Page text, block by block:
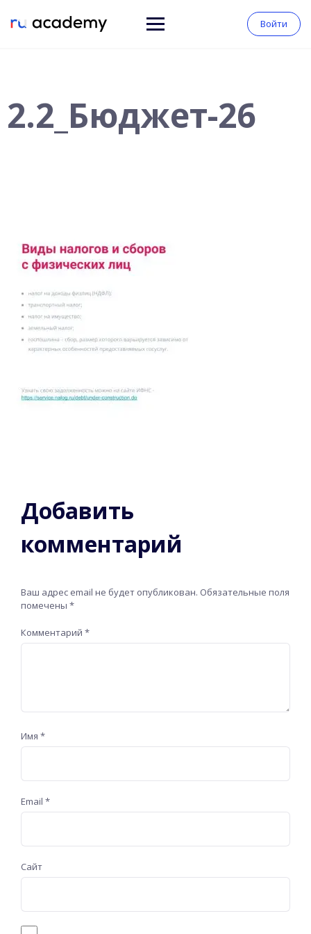
Войти
2.2_Бюджет-26
Добавить
комментарий
Ваш адрес email не будет опубликован. Обязательные поля
помечены *
Комментарий *
Имя *
Email *
Сайт